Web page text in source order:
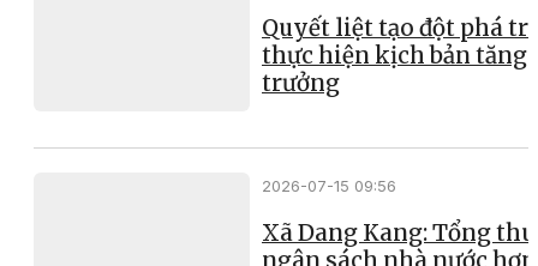
Quyết liệt tạo đột phá
thực hiện kịch bản tăng
trưởng
2026-07-15 09:56
Xã Dang Kang: Tổng thu